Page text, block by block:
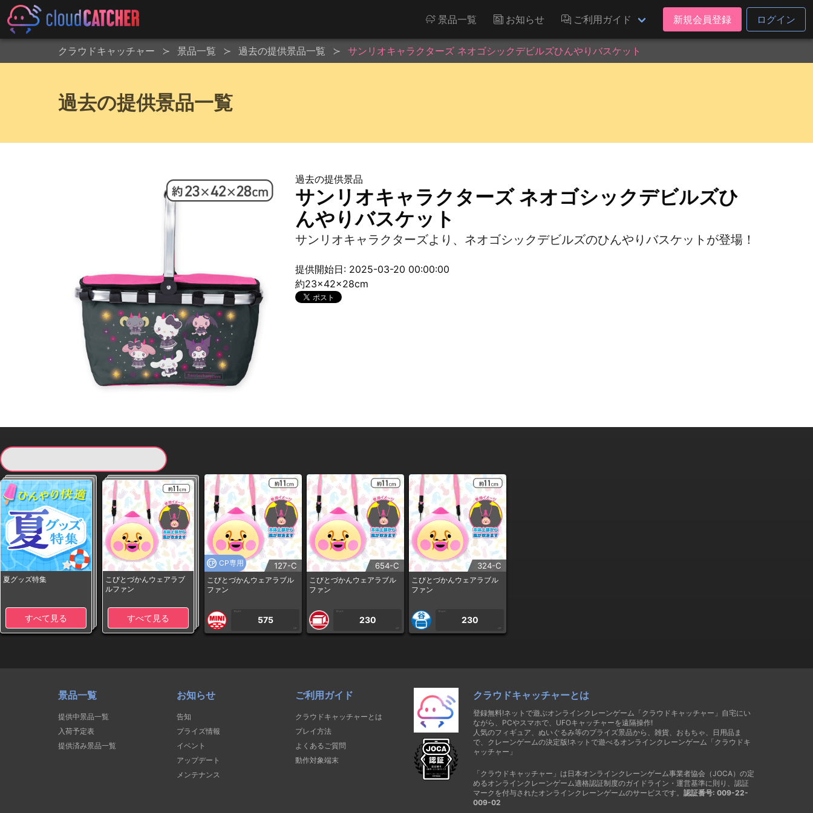
景品一覧 お知らせ ご利用ガイド 新規会員登録 ログイン
クラウドキャッチャー 景品一覧 過去の提供景品一覧 サンリオキャラクターズ ネオゴシックデビルズひんやりバスケット
過去の提供景品一覧
過去の提供景品
サンリオキャラクターズ ネオゴシックデビルズひ
んやりバスケット
サンリオキャラクターズより、ネオゴシックデビルズのひんやりバスケットが登場！
提供開始日: 2025-03-20 00:00:00
約23×42×28cm
夏グッズ特集
すべて見る
こびとづかんウェアラブ
ルファン
すべて見る
CP専用 127-C
こびとづかんウェアラブル
ファン
1PLAY
575
CP
654-C
こびとづかんウェアラブル
ファン
1PLAY
230
CP
324-C
こびとづかんウェアラブル
ファン
1PLAY
230
CP
景品一覧
提供中景品一覧
入荷予定表
提供済み景品一覧
お知らせ
告知
プライズ情報
イベント
アップデート
メンテナンス
ご利用ガイド
クラウドキャッチャーとは
プレイ方法
よくあるご質問
動作対象端末
クラウドキャッチャーとは
登録無料!ネットで遊ぶオンラインクレーンゲーム「クラウドキャッチャー」自宅にい
ながら、PCやスマホで、UFOキャッチャーを遠隔操作!
人気のフィギュア、ぬいぐるみ等のプライズ景品から、雑貨、おもちゃ、日用品ま
で、クレーンゲームの決定版!ネットで遊べるオンラインクレーンゲーム「クラウドキ
ャッチャー」
「クラウドキャッチャー」は日本オンラインクレーンゲーム事業者協会（JOCA）の定
めるオンラインクレーンゲーム適格認証制度のガイドライン・運営基準に則り、認証
マークを付与されたオンラインクレーンゲームのサービスです。 認証番号: 009-22-
009-02